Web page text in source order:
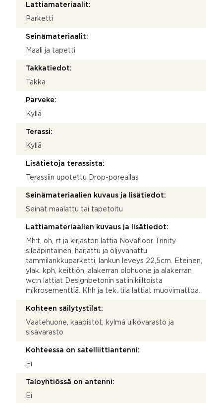
Lattiamateriaalit:
Parketti
Seinämateriaalit:
Maali ja tapetti
Takkatiedot:
Takka
Parveke:
Kyllä
Terassi:
Kyllä
Lisätietoja terassista:
Terassiin upotettu Drop-poreallas
Seinämateriaalien kuvaus ja lisätiedot:
Seinät maalattu tai tapetoitu
Lattiamateriaalien kuvaus ja lisätiedot:
Mh:t, oh, rt ja kirjaston lattia Novafloor Trinity
sileäpintainen, harjattu ja öljyvahattu
tammilankkuparketti, lankun leveys 22,5cm. Eteinen,
yläk. kph, keittiön, alakerran olohuone ja alakerran
wc:n lattiat Designbetonin satiinikiiltoista
mikrosementtiä. Khh ja tek. tila lattiat muovimattoa.
Kohteen säilytystilat:
Vaatehuone, kaapistot, kylmä ulkovarasto ja
sisävarasto
Kohteessa on satelliittiantenni:
Ei
Taloyhtiössä on antenni:
Ei